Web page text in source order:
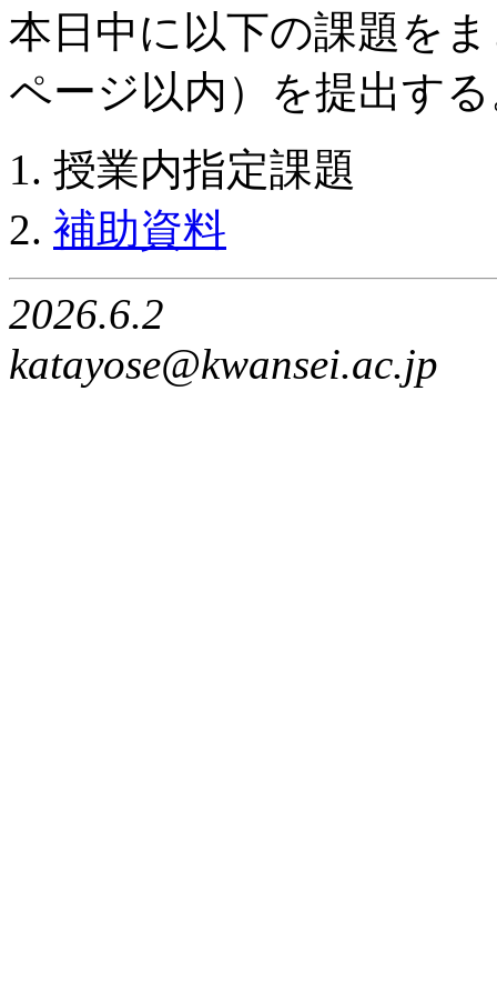
本日中に以下の課題を
ページ以内）を提出す
授業内指定課題
補助資料
2026.6.2
katayose@kwansei.ac.jp